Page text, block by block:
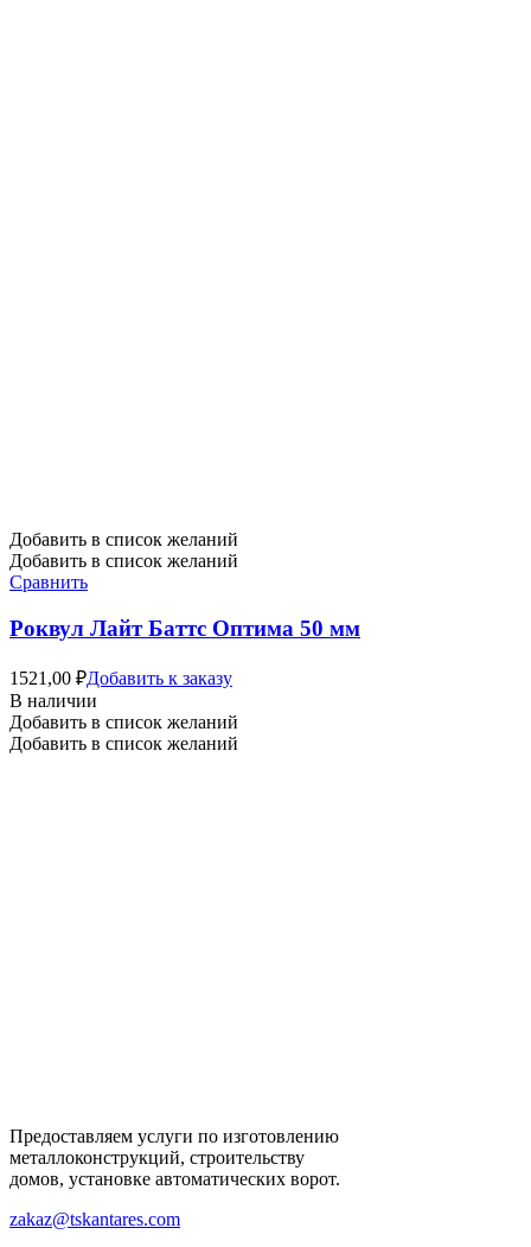
Добавить в список желаний
Добавить в список желаний
Сравнить
Роквул Лайт Баттс Оптима 50 мм
1521,00 ₽Добавить к заказу
В наличии
Добавить в список желаний
Добавить в список желаний
Предоставляем услуги по изготовлению
металлоконструкций, строительству
домов, установке автоматических ворот.
zakaz@tskantares.com